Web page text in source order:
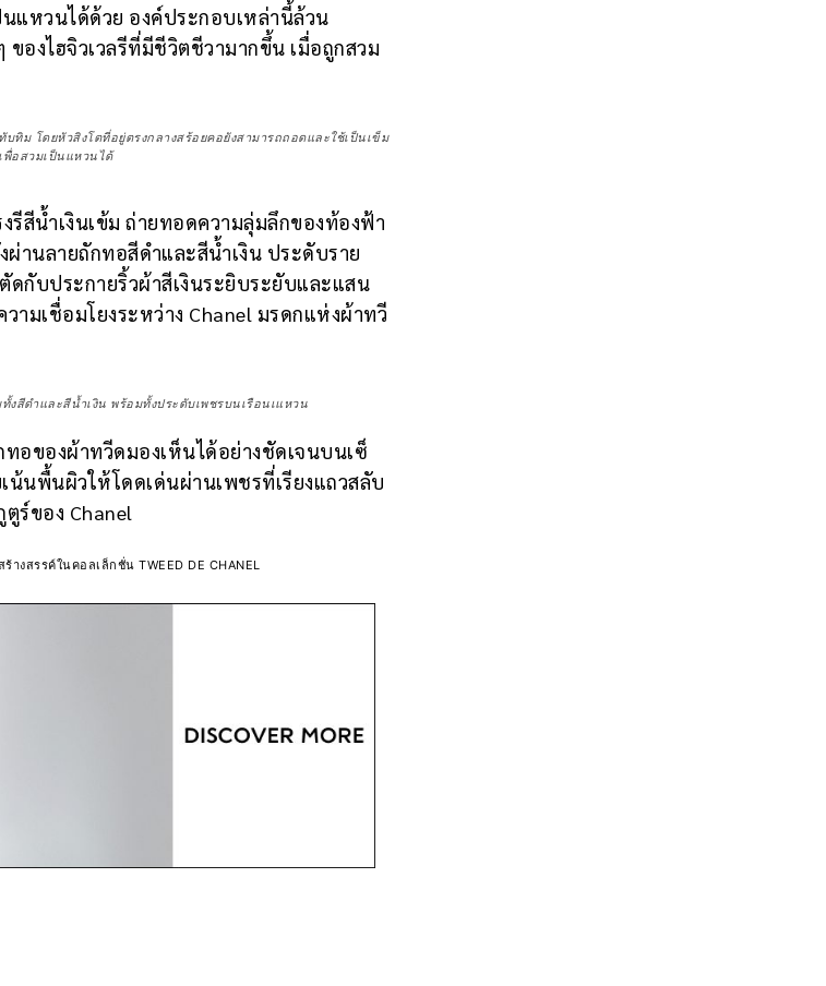
แหวนได้ด้วย องค์ประกอบเหล่านี้ล้วน
องไฮจิวเวลรีที่มีชีวิตชีวามากขึ้น เมื่อถูกสวม
ทิม โดยหัวสิงโตที่อยู่ตรงกลางสร้อยคอยังสามารถถอดและใช้เป็นเข็ม
พื่อสวมเป็นแหวนได้
สีน้ำเงินเข้ม ถ่ายทอดความลุ่มลึกของท้องฟ้า
านลายถักทอสีดำและสีน้ำเงิน ประดับราย
กับประกายริ้วผ้าสีเงินระยิบระยับและแสน
มเชื่อมโยงระหว่าง Chanel มรดกแห่งผ้าทวี
สีดำและสีน้ำเงิน พร้อมทั้งประดับเพชรบนเรือนเแหวน
อของผ้าทวีดมองเห็นได้อย่างชัดเจนบนเซ็
นพื้นผิวให้โดดเด่นผ่านเพชรที่เรียงแถวสลับ
ร์ของ Chanel
งสรรค์ในคอลเล็กชั่น TWEED DE CHANEL